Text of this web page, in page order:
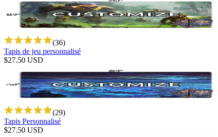
(36)
Tapis de jeu personnalisé
$27.50 USD
(29)
Tapis Personnalisé
$27.50 USD